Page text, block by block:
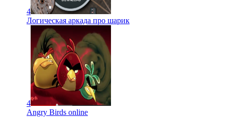
4
Логическая аркада про шарик
4
Angry Birds online